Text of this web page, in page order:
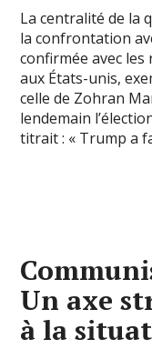
La centralité de la
la confrontation
confirmée avec
aux États-unis,
celle de Zohran
lendemain
titrait : « Trump a
Un axe
à la